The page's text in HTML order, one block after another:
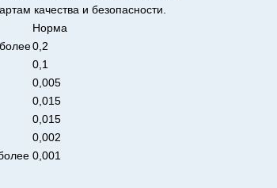
качества и безопасности.
Норма
0,2
0,1
0,005
0,015
0,015
0,002
0,001